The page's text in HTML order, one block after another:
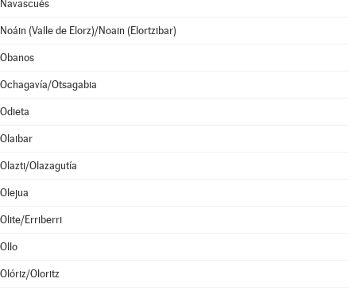
Navascués
Noáin (Valle de Elorz)/Noain (Elortzibar)
Obanos
Ochagavía/Otsagabia
Odieta
Olaibar
Olazti/Olazagutía
Olejua
Olite/Erriberri
Ollo
Olóriz/Oloritz